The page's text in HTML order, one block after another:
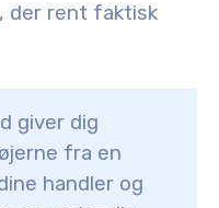
der rent faktisk
giver dig
fra en
handler og